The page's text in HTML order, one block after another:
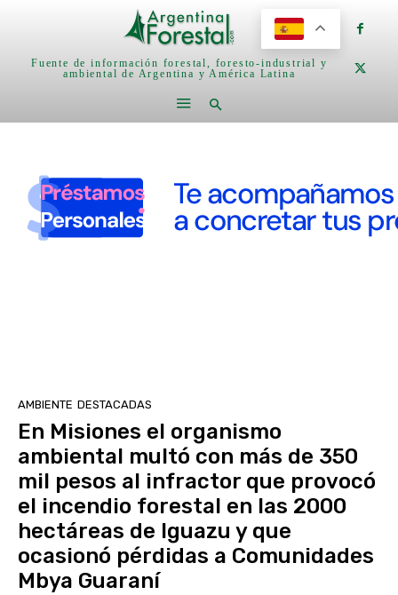
Fuente de información forestal, foresto-industrial y
ambiental de Argentina y América Latina
AMBIENTE DESTACADAS
En Misiones el organismo
ambiental multó con más de 350
mil pesos al infractor que provocó
el incendio forestal en las 2000
hectáreas de Iguazu y que
ocasionó pérdidas a Comunidades
Mbya Guaraní